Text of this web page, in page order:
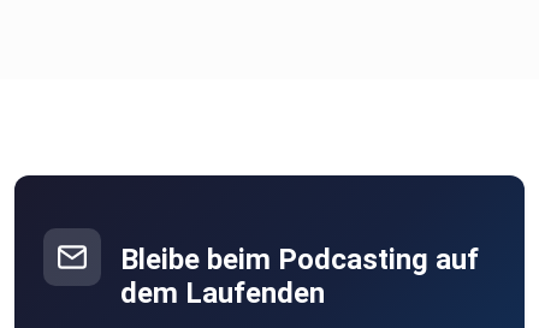
Bleibe beim Podcasting auf
dem Laufenden